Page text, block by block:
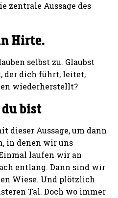
zentrale Aussage des
Hirte.
selbst zu. Glaubst
der dich führt, leitet,
wiederherstellt?
bist
dieser Aussage, um dann
in denen wir uns
laufen wir an
entlang. Dann sind wir
Wiese. Und plötzlich
Tal. Doch wo immer